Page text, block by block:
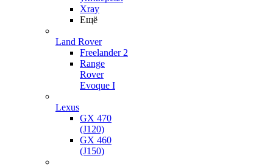
Xray
Ещё
Land Rover
Freelander 2
Range
Rover
Evoque I
Lexus
GX 470
(J120)
GX 460
(J150)